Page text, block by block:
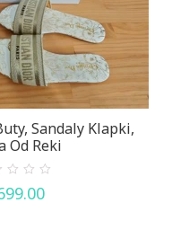
Sandaly Klapki,
Od Reki